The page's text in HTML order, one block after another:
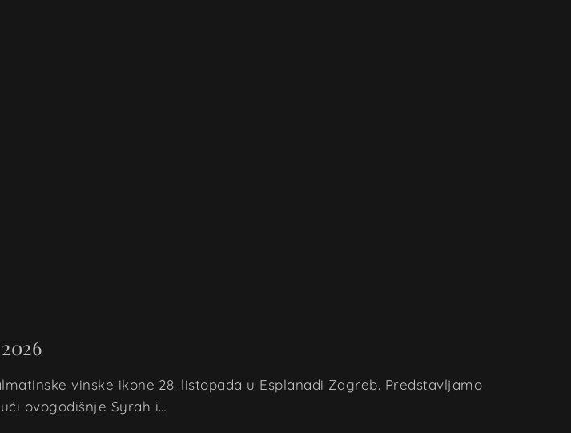
vinske ikone 28. listopada u Esplanadi Zagreb. Predstavljamo
ovogodišnje Syrah i…